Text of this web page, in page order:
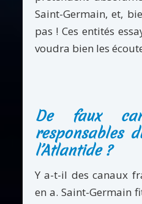
Saint-Germain, et,
pas ! Ces entités
voudra bien les
De faux
responsables
l’Atlantide ?
Y a-t-il des canaux
en a. Saint-Germain